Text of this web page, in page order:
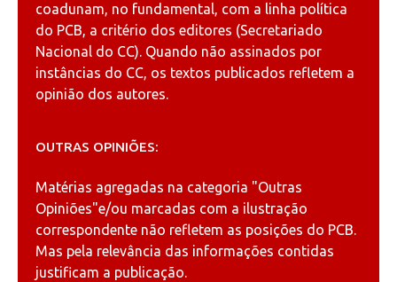
coadunam, no fundamental, com a linha política
do PCB, a critério dos editores (Secretariado
Nacional do CC). Quando não assinados por
instâncias do CC, os textos publicados refletem a
opinião dos autores.
OUTRAS OPINIÕES:
Matérias agregadas na categoria "Outras
Opiniões"e/ou marcadas com a ilustração
correspondente não refletem as posições do PCB.
Mas pela relevância das informações contidas
justificam a publicação.